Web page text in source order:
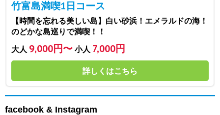
竹富島満喫1日コース
【時間を忘れる美しい島】白い砂浜！エメラルドの海！
のどかな島巡りで満喫！！
大人 9,000円〜 小人 7,000円
詳しくはこちら
facebook & Instagram